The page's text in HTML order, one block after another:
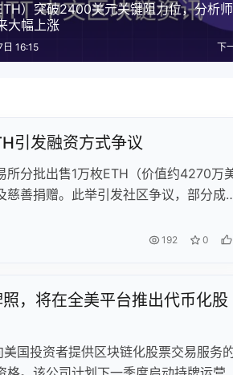
）突破2400美元关键阻力位，分析
大幅上涨
下
16:15
引发融资方式争议
所分批出售1万枚ETH（价值约4270万
慈善捐赠。此举引发社区争议，部分成
22.48万ETH。
192 0
，将在全美平台推出代币化股
国投资者提供区块链化股票交易服务